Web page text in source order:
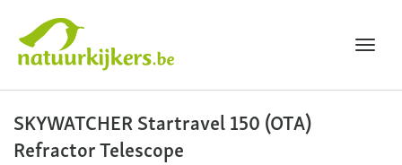
Natuurkijkers
SKYWATCHER Startravel 150 (OTA)
Refractor Telescope